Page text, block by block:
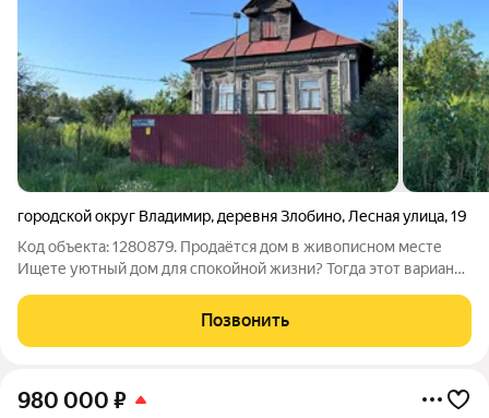
городской округ Владимир, деревня Злобино, Лесная улица,19
Код объекта: 1280879. Продаётся дом в живописном месте
Ищете уютный дом для спокойной жизни? Тогда этот вариант
округ Владимир) на участке площадью 18 соток. Участок
относится к категории
Позвонить
980 000 ₽